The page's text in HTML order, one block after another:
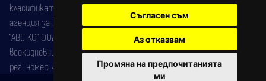
Съгласен съм
Аз отказвам
Промяна на предпочитанията
ми
класификатор на печатните издания (Българска национална
агенция за ISSN) под номер: ISSN 1312-4722.
"АВС КО" ООД е притежател на марката: Вяра информационен
всекидневник на югозападна България, със свидетелство за марка
рег. номер: 47857/11.05.2004 година.